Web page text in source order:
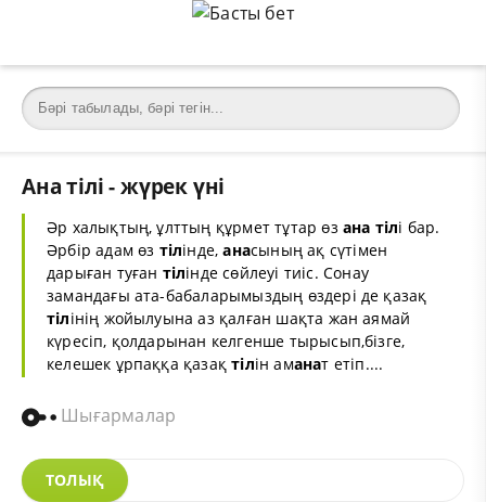
Ана тілі - жүрек үні
Әр халықтың, ұлттың құрмет тұтар өз ана тілі бар.
Әрбір адам өз тілінде,анасының ақ сүтімен
дарыған туған тілінде сөйлеуі тиіс. Сонау
замандағы ата-бабаларымыздың өздері де қазақ
тілінің жойылуына аз қалған шақта жан аямай
күресіп, қолдарынан келгенше тырысып,бізге,
келешек ұрпаққа қазақтілін аманат етіп....
Шығармалар
ТОЛЫҚ